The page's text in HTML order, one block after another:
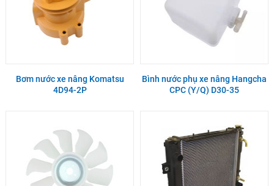
Bơm nước xe nâng Komatsu
4D94-2P
Bình nước phụ xe nâng Hangcha
CPC (Y/Q) D30-35